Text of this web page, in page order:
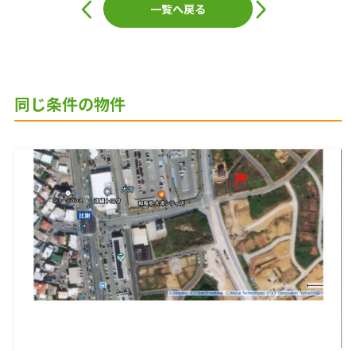
ン
一覧へ戻る
同じ条件の物件